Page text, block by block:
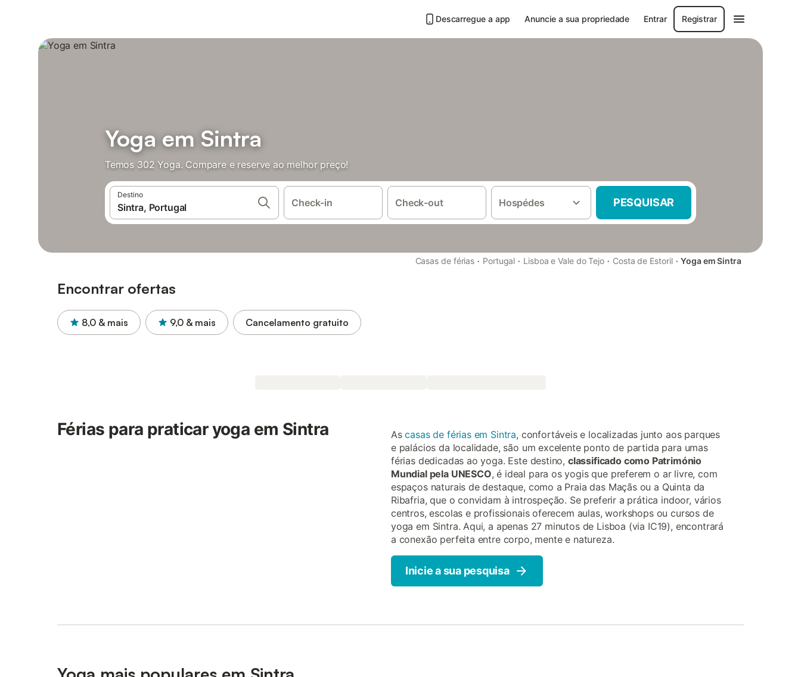
Descarregue a app Anuncie a sua propriedade Entrar Registrar
Yoga em Sintra
Temos 302 Yoga. Compare e reserve ao melhor preço!
Destino
Check-in Check-out Hospédes PESQUISAR
Casas de férias · Portugal · Lisboa e Vale do Tejo · Costa de Estoril · Yoga em Sintra
Encontrar ofertas
8,0 & mais 9,0 & mais Cancelamento gratuito
Férias para praticar yoga em Sintra Ascasas de férias em Sintra, confortáveis e localizadas junto aos parques
e palácios da localidade, são um excelente ponto de partida para umas
férias dedicadas ao yoga. Este destino, classificado como Património
Mundial pela UNESCO, é ideal para os yogis que preferem o ar livre, com
espaços naturais de destaque, como a Praia das Maçãs ou a Quinta da
Ribafria, que o convidam à introspeção. Se preferir a prática indoor, vários
centros, escolas e profissionais oferecem aulas, workshops ou cursos de
yoga em Sintra. Aqui, a apenas 27 minutos de Lisboa (via IC19), encontrará
a conexão perfeita entre corpo, mente e natureza.
Inicie a sua pesquisa